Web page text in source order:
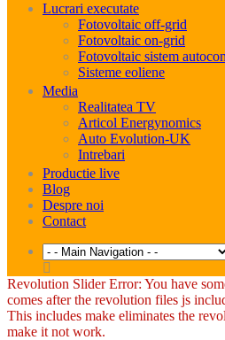
Lucrari executate
Fotovoltaic off-grid
Fotovoltaic on-grid
Fotovoltaic sistem
Sisteme eoliene
Media
Realitatea TV
Articol Energynomics
Auto Evolution-UK
Intrebari
Productie live
Blog
Despre noi
Contact
Revolution Slider Error: You have
comes after the revolution files js
This includes make eliminates the
make it not work.